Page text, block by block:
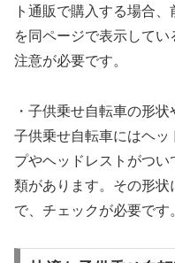
ト通販で購入する場合
を同ページで表示して
注意が必要です。
・子供乗せ自転車の形
子供乗せ自転車にはヘッ
プやヘッドレストがつ
類があります。その形
で、チェックが必要です